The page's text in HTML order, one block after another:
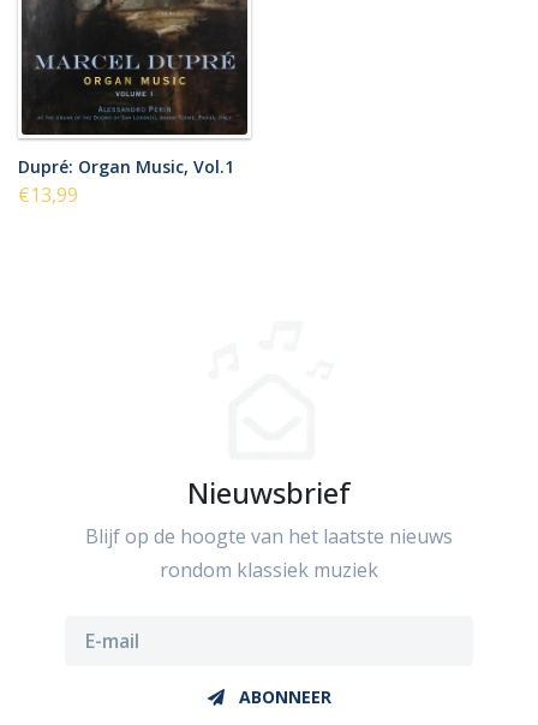
Dupré: Organ Music, Vol.1
€13,99
Nieuwsbrief
Blijf op de hoogte van het laatste nieuws
rondom klassiek muziek
ABONNEER